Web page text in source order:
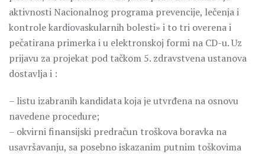
aktivnosti Nacionalnog programa prevencije, lečenja i
kontrole kardiovaskularnih bolesti» i to tri overena i
pečatirana primerka i u elektronskoj formi na CD-u. Uz
prijavu za projekat pod tačkom 5. zdravstvena ustanova
dostavlja i :
– listu izabranih kandidata koja je utvrđena na osnovu
navedene procedure;
– okvirni finansijski predračun troškova boravka na
usavršavanju, sa posebno iskazanim putnim toškovima